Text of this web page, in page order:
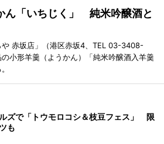
ん「いちじく」 純米吟醸酒と
赤坂店」（港区赤坂4、TEL 03-3408-
小形羊羹（ようかん）「純米吟醸酒入羊羹
ズで「トウモロコシ＆枝豆フェス」 限
も